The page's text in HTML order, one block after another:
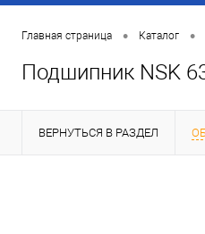
Главная страница • Каталог •
Подшипник NSK
ВЕРНУТЬСЯ В РАЗДЕЛ